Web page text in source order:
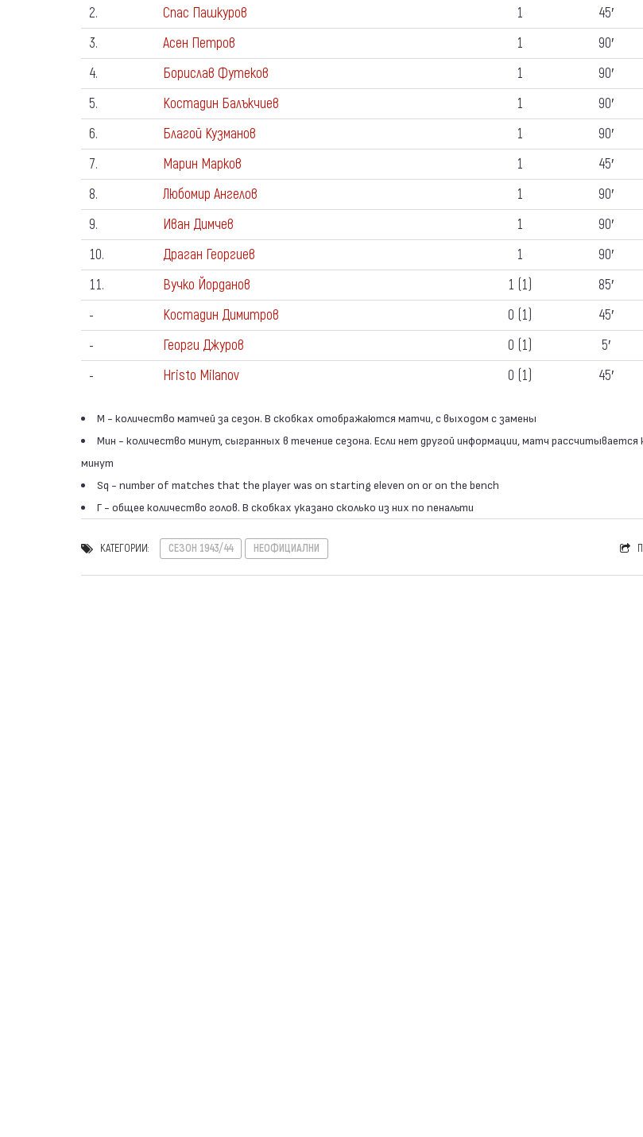
2.
Спас Пашкуров 1 45′
3.
Асен Петров 1 90′
4.
Борислав Футеков 1 90′
5.
Костадин Балъкчиев 1 90′
6.
Благой Кузманов 1 90′
7.
Марин Марков 1 45′
8.
Любомир Ангелов 1 90′
9.
Иван Димчев 1 90′
10.
Драган Георгиев 1 90′
11.
Вучко Йорданов 1 (1) 85′
-
Костадин Димитров 0 (1) 45′
-
Георги Джуров 0 (1) 5′
-
Hristo Milanov 0 (1) 45′
М - количество матчей за сезон. В скобках отображаются матчи, с выходом с замены
Мин - количество минут, сыгранных в течение сезона. Если нет другой информации, матч рассчитывается
минут
Sq - number of matches that the player was on starting eleven on or on the bench
Г - общее количество голов. В скобках указано сколько из них по пенальти
КАТЕГОРИИ: СЕЗОН 1943/44 НЕОФИЦИАЛНИ